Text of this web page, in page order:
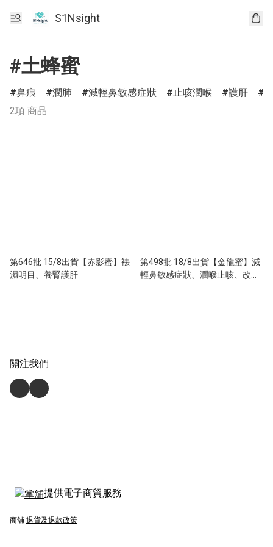
S1Nsight
#土蜂蜜
鼻痕 潤肺 減輕鼻敏感症狀 止咳潤喉 護肝
2項 商品
第646批 15/8出貨【赤影蜜】袪
濕明目、養腎護肝
第498批 18/8出貨【金龍蜜】減
輕鼻敏感症狀、潤喉止咳、改善
關注我們
提供電子商貿服務
商舖 退貨及退款政策